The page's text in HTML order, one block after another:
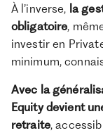
À l’inverse, la
obligatoire,
investir en
minimum,
Avec la
Equity devient
retraite,